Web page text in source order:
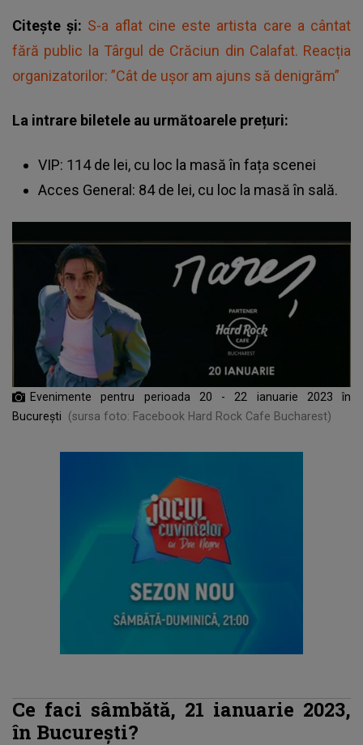
Citește și: S-a aflat cine este artista care a cântat
fără public la Târgul de Crăciun din Calafat. Reacția
organizatorilor: ”Cât de ușor am ajuns să denigrăm”
La intrare biletele au următoarele prețuri:
VIP: 114 de lei, cu loc la masă în fața scenei
Acces General: 84 de lei, cu loc la masă în sală.
Evenimente pentru perioada 20 - 22 ianuarie 2023 în
București
(sursa foto: Facebook Hard Rock Cafe Bucharest)
Ce faci sâmbătă, 21 ianuarie 2023,
în București?